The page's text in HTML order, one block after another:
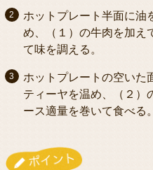
ホットプレート半面に油
め、（１）の牛肉を加え
て味を調える。
ホットプレートの空いた
ティーヤを温め、（２）
ース適量を巻いて食べる。